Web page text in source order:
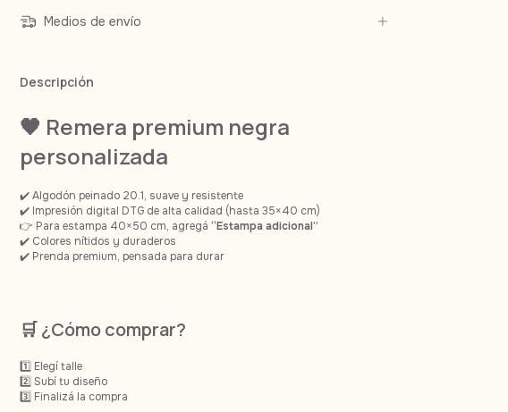
Medios de envío
Descripción
🖤 Remera premium negra
personalizada
✔️ Algodón peinado 20.1, suave y resistente
✔️ Impresión digital DTG de alta calidad (hasta 35×40 cm)
👉 Para estampa 40×50 cm, agregá “Estampa adicional”
✔️ Colores nítidos y duraderos
✔️ Prenda premium, pensada para durar
🛒 ¿Cómo comprar?
1️⃣ Elegí talle
2️⃣ Subí tu diseño
3️⃣ Finalizá la compra